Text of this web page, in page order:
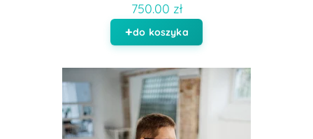
750.00 zł
do koszyka